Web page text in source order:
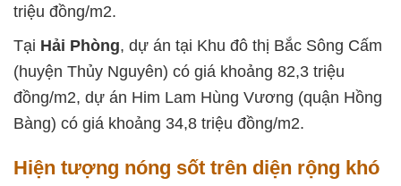
triệu đồng/m2.
Tại Hải Phòng, dự án tại Khu đô thị Bắc Sông Cấm
(huyện Thủy Nguyên) có giá khoảng 82,3 triệu
đồng/m2, dự án Him Lam Hùng Vương (quận Hồng
Bàng) có giá khoảng 34,8 triệu đồng/m2.
Hiện tượng nóng sốt trên diện rộng khó